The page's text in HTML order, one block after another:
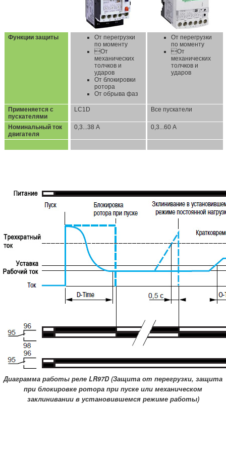
Функции защиты
От перегрузки
по моменту
От
механических
толчков и
ударов
От блокировки
ротора
От обрыва фаз
От перегрузки
по моменту
От
механических
толчков и
ударов
Применяется с
пускателями
LC1D Все пускатели
Номинальный ток
двигателя
0,3...38 А 0,3...60 А
Диаграмма работы реле LR97D (Защита от перегрузки, защита
при блокировке ротора при пуске или механическом
заклинивании в установившемся режиме работы)